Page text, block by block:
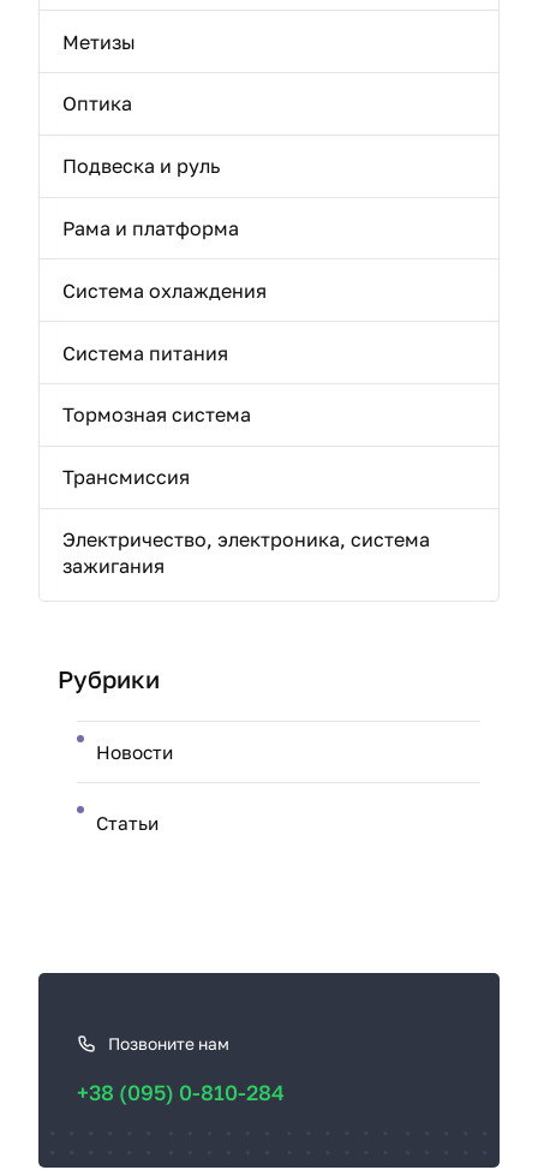
Метизы
Оптика
Подвеска и руль
Рама и платформа
Система охлаждения
Система питания
Тормозная система
Трансмиссия
Электричество, электроника, система
зажигания
Рубрики
Новости
Статьи
Позвоните нам
+38 (095) 0-810-284